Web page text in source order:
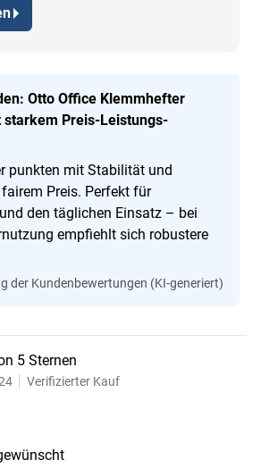
Otto Office Klemmhefter
starkem Preis-Leistungs-
punkten mit Stabilität und
Preis. Perfekt für
den täglichen Einsatz – bei
empfiehlt sich robustere
der Kundenbewertungen (KI-generiert)
5 Sternen
Verifizierter Kauf